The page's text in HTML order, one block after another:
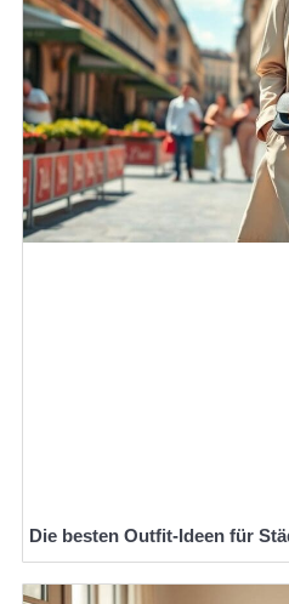
Die besten Outfit-Ideen für